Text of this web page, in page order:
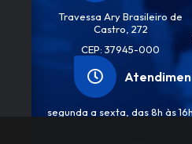
Travessa Ary Brasileiro de
Castro, 272
CEP: 37945-000
segunda a sexta, das 8h às 16h